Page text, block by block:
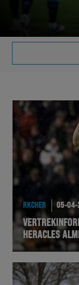
VVVHER
TELHER
HERVOL
HEREXC
EXCHER
VOLHER
HERTEL
RKCHER 05-04-
HERACLES